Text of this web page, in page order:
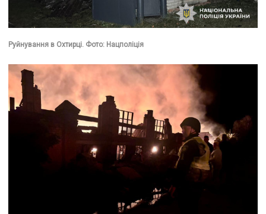
Руйнування в Охтирці. Фото: Нацполіція